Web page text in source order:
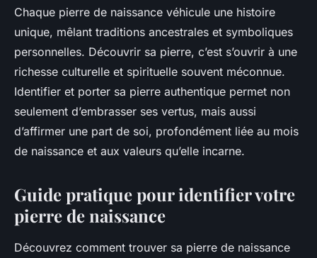
Chaque pierre de naissance véhicule une histoire
unique, mêlant traditions ancestrales et symboliques
personnelles. Découvrir sa pierre, c’est s’ouvrir à une
richesse culturelle et spirituelle souvent méconnue.
Identifier et porter sa pierre authentique permet non
seulement d’embrasser ses vertus, mais aussi
d’affirmer une part de soi, profondément liée au mois
de naissance et aux valeurs qu’elle incarne.
Guide pratique pour identifier votre
pierre de naissance
Découvrez comment trouver sa pierre de naissance